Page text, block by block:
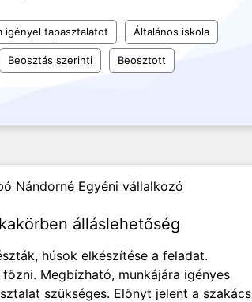
igényel tapasztalatot Általános iskola
Beosztás szerinti Beosztott
Nándorné Egyéni vállalkozó
álláslehetőség
húsok elkészítése a feladat.
Megbízható, munkájára igényes
szükséges. Előnyt jelent a szakács